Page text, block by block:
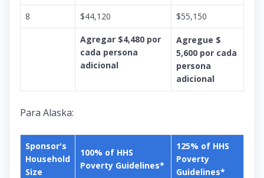
8 $44,120 $55,150
Agregar $4,480 por
cada persona
adicional
Agregue $
5,600 por cada
persona
adicional
Para Alaska:
Sponsor's
Household
Size
100% of HHS
Poverty Guidelines*
125% of HHS
Poverty
Guidelines*